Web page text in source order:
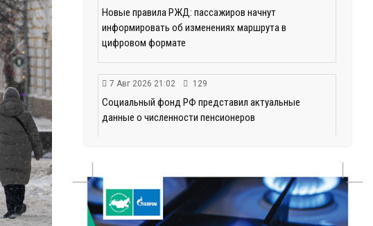
Новые правила РЖД: пассажиров начнут
информировать об изменениях маршрута в
цифровом формате
7 Авг 2026 21:02 129
Социальный фонд РФ представил актуальные
данные о численности пенсионеров
Как питаться, чтобы мозг работал лучше:
рекомендации фитнес ‑ специалиста Александра
Семина